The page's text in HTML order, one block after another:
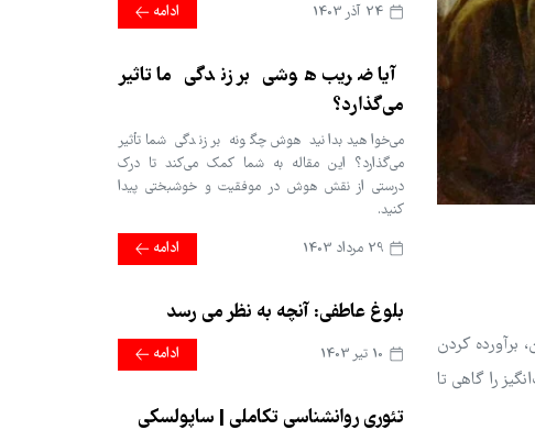
برآورده کردن
را گاهی تا
ادامه
آیا ضریب هوشی بر زندگی ما تاثیر
می‌گذارد؟
می‌خواهید بدانید هوش چگونه بر زندگی شما تأثیر
می‌گذارد؟ این مقاله به شما کمک می‌کند تا درک
درستی از نقش هوش در موفقیت و خوشبختی پیدا
کنید.
ادامه
بلوغ عاطفی: آنچه به نظر می رسد
ادامه
تئوری روانشناسی تکاملی | ساپولسکی